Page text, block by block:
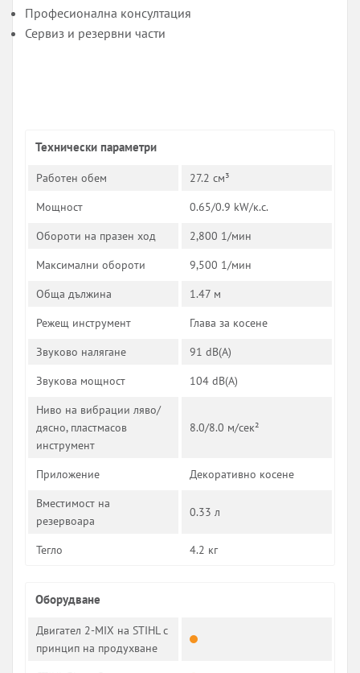
Професионална консултация
Сервиз и резервни части
Технически параметри
Работен обем
27.2 см³
Мощност
0.65/0.9 kW/к.с.
Обороти на празен ход
2,800 1/мин
Максимални обороти
9,500 1/мин
Обща дължина
1.47 ­м
Режещ инструмент
Глава за косене
Звуково налягане
91 dB(A)
Звукова мощност
104 dB(A)
Ниво на вибрации ляво/
дясно, пластмасов
инструмент
8.0/8.0 м/сек²
Приложение
Декоративно косене
Вместимост на
резервоара
0.33 л
Тегло 4.2 кг
Оборудване
Двигател 2-MIX на STIHL с
принцип на продухване